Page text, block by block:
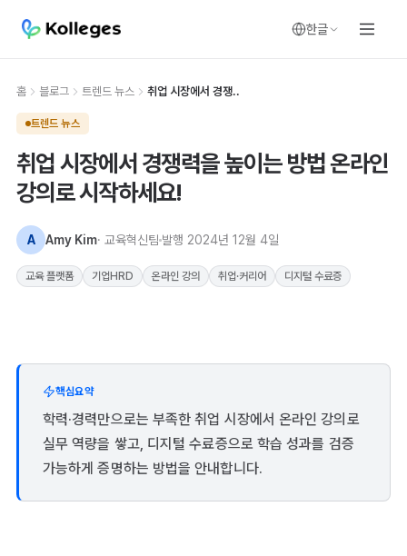
한글
홈 블로그 트렌드 뉴스 취업 시장에서 경쟁..
트렌드 뉴스
취업 시장에서 경쟁력을 높이는 방법 온라인
강의로 시작하세요!
A Amy Kim· 교육혁신팀 발행 2024년 12월 4일
교육 플랫폼 기업HRD 온라인 강의 취업·커리어 디지털 수료증
핵심요약
학력·경력만으로는 부족한 취업 시장에서 온라인 강의로
실무 역량을 쌓고, 디지털 수료증으로 학습 성과를 검증
가능하게 증명하는 방법을 안내합니다.